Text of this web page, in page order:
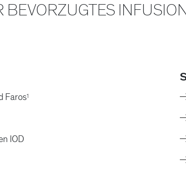
BEVORZUGTES
Faros1
IOD